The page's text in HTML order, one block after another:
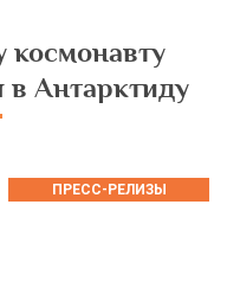
космонавту
в Антарктиду
ПРЕСС-РЕЛИЗЫ